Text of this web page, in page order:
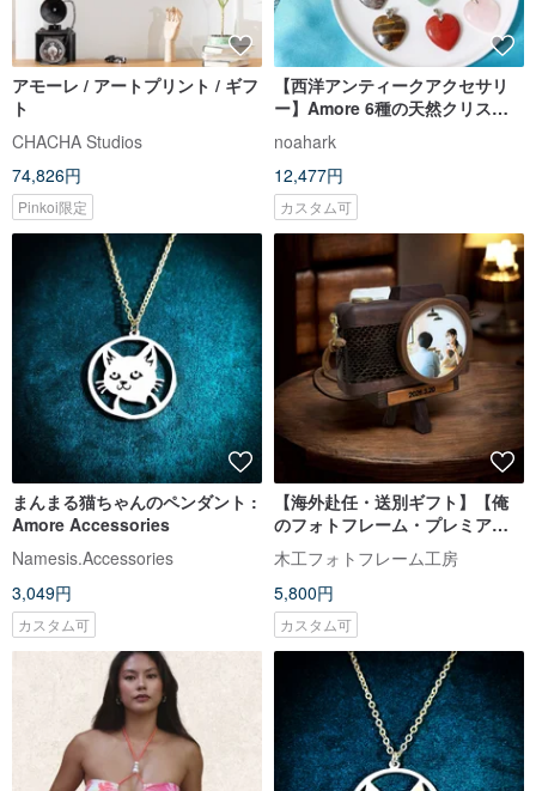
アモーレ / アートプリント / ギフ
ト
CHACHA Studios
74,826円
Pinkoi限定
【西洋アンティークアクセサリ
ー】Amore 6種の天然クリスタ
ルジュエリーボックス ハート型
アベンチュリン 手彫りネックレ
ス
noahark
12,477円
カスタム可
まんまる猫ちゃんのペンダント :
Amore Accessories
Namesis.Accessories
3,049円
カスタム可
【海外赴任・送別ギフト】【俺
のフォトフレーム・プレミア
ム】写真セット可 遠く離れても
繋がる記憶 オールウッドモデル
木工フォトフレーム工房
5,800円
カスタム可